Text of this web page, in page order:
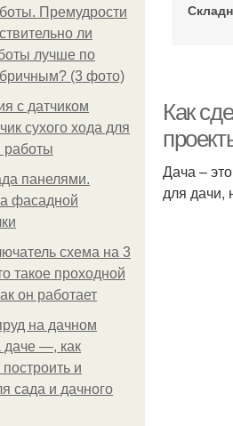
Премудрости
ли
лучше по
(3 фото)
с датчиком
сухого хода для
работы
панелями.
фасадной
схема на 3
такое проходной
он работает
на дачном
даче —, как
и
сада и дачного
Как
Дача –
для дачи,